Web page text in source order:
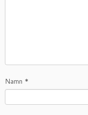
Namn *